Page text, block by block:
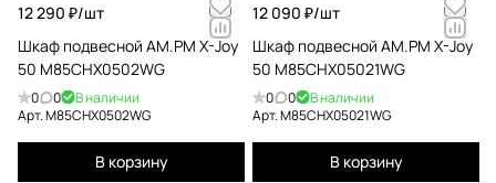
12 290 ₽/шт
Шкаф подвесной AM.PM X-Joy
50 M85CHX0502WG
0 0
В наличии
Арт.M85CHX0502WG
В корзину
12 090 ₽/шт
Шкаф подвесной AM.PM X-Joy
50 M85CHX05021WG
0 0
В наличии
Арт.M85CHX05021WG
В корзину